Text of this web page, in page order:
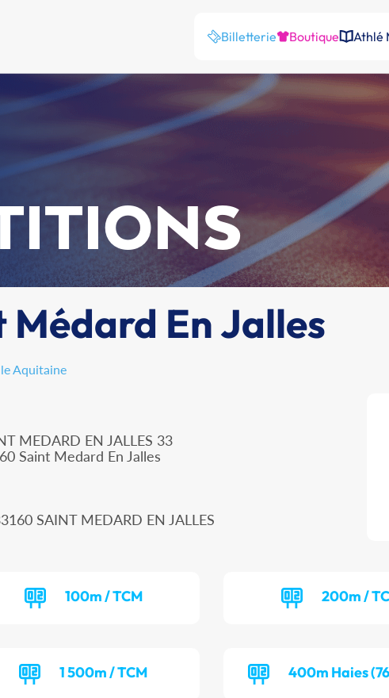
Billetterie Boutique Athlé
En Jalles
Aquitaine
MEDARD EN JALLES 33
Saint Medard En Jalles
SAINT MEDARD EN JALLES
100m / TCM 200m /
1 500m / TCM 400m Haies